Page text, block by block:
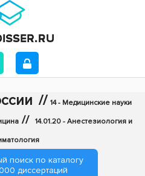
// 14 - Медицинские науки
// 14.01.20 - Анестезиология и
поиск по каталогу
диссертаций